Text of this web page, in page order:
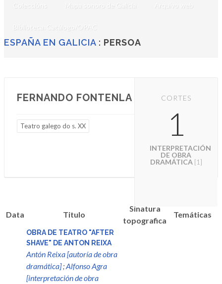
Coleccións Mapa sonoro de Galicia Arquivo web
Biblioteca. Catálogo/OPAC
ESPAÑA EN GALICIA : PERSOA
FERNANDO FONTENLA
Teatro galego do s. XX
CORTES
1
INTERPRETACIÓN
DE OBRA
DRAMÁTICA[1]
Data Titulo
Sinatura
topografica
Temáticas
OBRA DE TEATRO "AFTER
SHAVE" DE ANTON REIXA
Antón Reixa [autoría de obra
dramática];Alfonso Agra
[interpretación de obra